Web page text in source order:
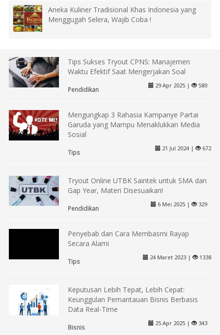
Aneka Kuliner Tradisional Khas Indonesia yang
Menggugah Selera, Wajib Coba !
Tips Sukses Tryout CPNS: Manajemen
Waktu Efektif Saat Mengerjakan Soal
Pendidikan
29 Apr 2025 | 580
Mengungkap 3 Rahasia Kampanye Partai
Garuda yang Mampu Menaklukkan Media
Sosial
Tips
21 Jul 2024 | 672
Tryout Online UTBK Saintek untuk SMA dan
Gap Year, Materi Disesuaikan!
Pendidikan
6 Mei 2025 | 329
Penyebab dan Cara Membasmi Rayap
Secara Alami
Tips
24 Maret 2023 | 1338
Keputusan Lebih Tepat, Lebih Cepat:
Keunggulan Pemantauan Bisnis Berbasis
Data Real-Time
Bisnis
25 Apr 2025 | 343